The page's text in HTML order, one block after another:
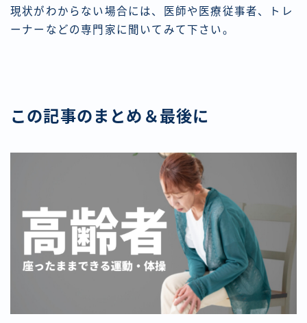
現状がわからない場合には、医師や医療従事者、トレ
ーナーなどの専門家に聞いてみて下さい。
この記事のまとめ＆最後に